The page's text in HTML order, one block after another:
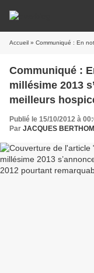
Accueil » Communiqué : En notre terroir
Communiqué :
millésime 2013
meilleurs
remarquable
Publié le 15/10/2012 à
Par JACQUES